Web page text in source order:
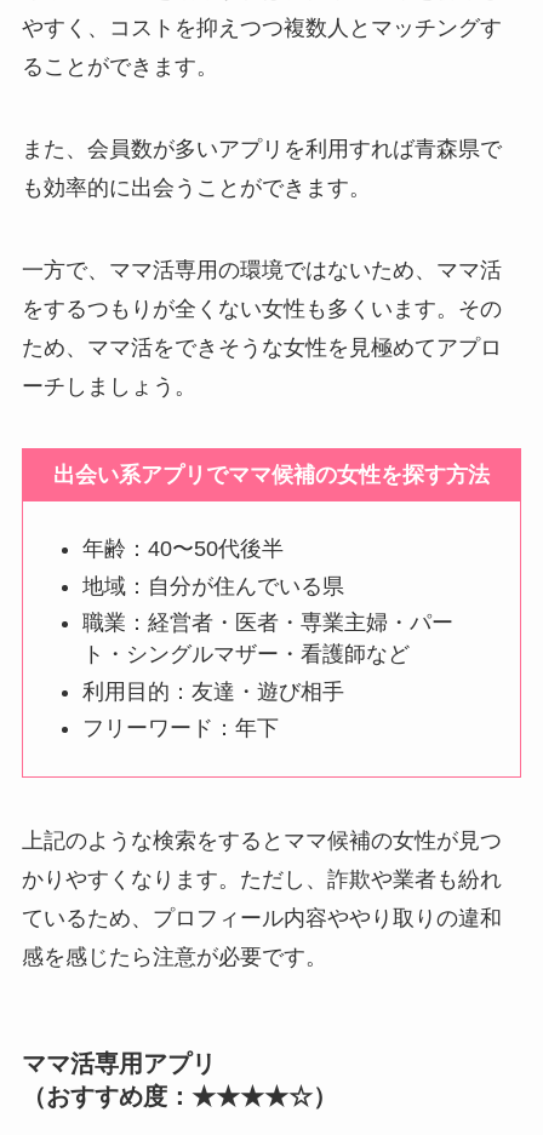
やすく、コストを抑えつつ複数人とマッチングす
ることができます。
また、会員数が多いアプリを利用すれば青森県で
も効率的に出会うことができます。
一方で、ママ活専用の環境ではないため、ママ活
をするつもりが全くない女性も多くいます。その
ため、ママ活をできそうな女性を見極めてアプロ
ーチしましょう。
出会い系アプリでママ候補の女性を探す方法
年齢：40〜50代後半
地域：自分が住んでいる県
職業：経営者・医者・専業主婦・パー
ト・シングルマザー・看護師など
利用目的：友達・遊び相手
フリーワード：年下
上記のような検索をするとママ候補の女性が見つ
かりやすくなります。ただし、詐欺や業者も紛れ
ているため、プロフィール内容ややり取りの違和
感を感じたら注意が必要です。
ママ活専用アプリ
（おすすめ度：★★★★☆）